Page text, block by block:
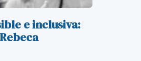
e inclusiva: